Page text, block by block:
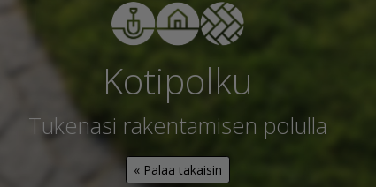
Kotipolku
Tukenasi rakentamisen polulla
« Palaa takaisin